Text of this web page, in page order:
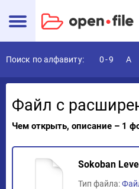
Поиск по алфавиту: 0-9 A
Файл с
Чем открыть, описание – 1
Sokoban
Тип файла: